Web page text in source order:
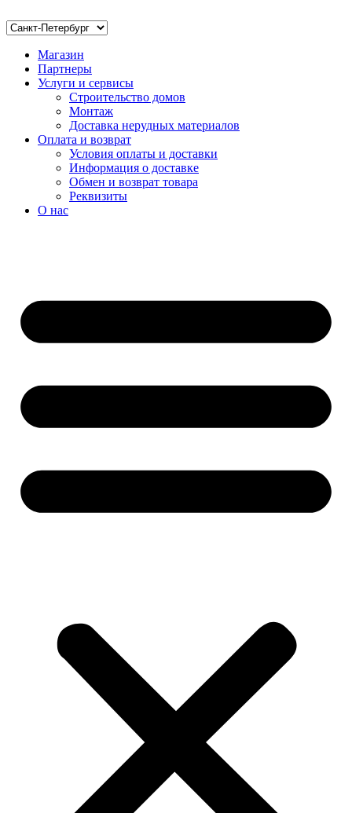
Магазин
Партнеры
Услуги и сервисы
Строительство домов
Монтаж
Доставка нерудных материалов
Оплата и возврат
Условия оплаты и доставки
Информация о доставке
Обмен и возврат товара
Реквизиты
О нас